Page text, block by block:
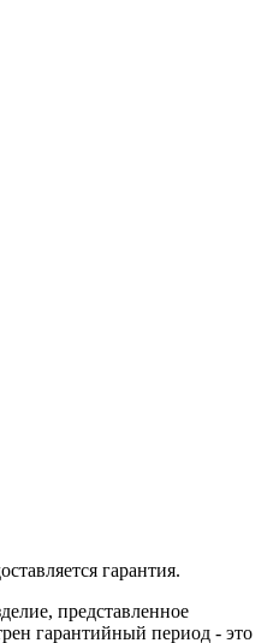
гарантия.
представленное
гарантийный период - это